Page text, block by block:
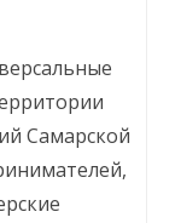
Самарской